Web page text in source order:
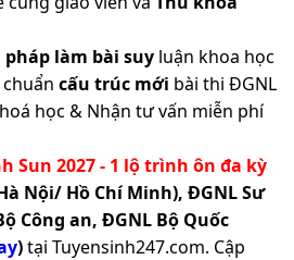
làm bài suy luận khoa học
cấu trúc mới bài thi ĐGNL
học & Nhận tư vấn miễn phí
Sun 2027 - 1 lộ trình ôn đa kỳ
Nội/ Hồ Chí Minh), ĐGNL Sư
Công an, ĐGNL Bộ Quốc
)tại Tuyensinh247.com. Cập